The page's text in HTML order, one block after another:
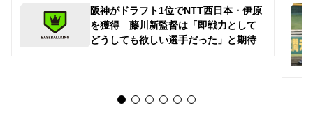
阪神がドラフト1位でNTT西日本・伊原
を獲得 藤川新監督は「即戦力として
どうしても欲しい選手だった」と期待